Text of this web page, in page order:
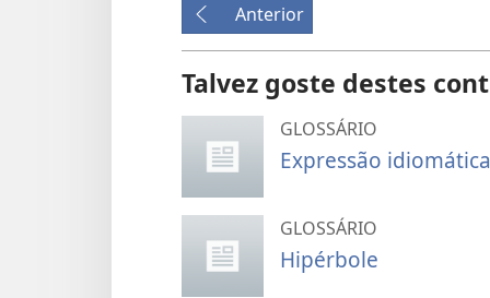
Anterior
Talvez goste destes
GLOSSÁRIO
Expressão idiomática
GLOSSÁRIO
Hipérbole